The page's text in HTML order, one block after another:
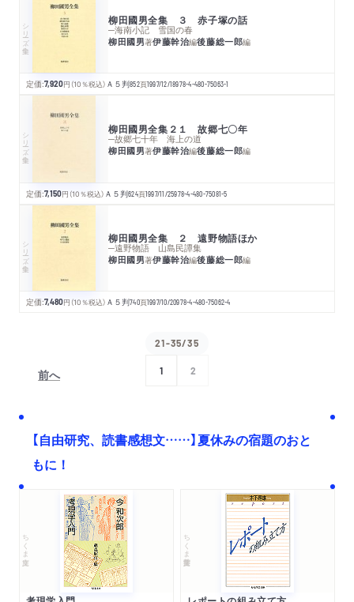
シリーズ・全集 柳田國男全集 ３ 赤子塚の話
─海南小記 雪国の春
柳田國男著伊藤幹治編後藤総一郎編
定価:7,920円 （10％税込） Ａ５判852頁1997/12/18978-4-480-75063-1
シリーズ・全集 柳田國男全集２１ 故郷七〇年
─故郷七十年 海上の道
柳田國男著伊藤幹治編後藤総一郎編
定価:7,150円 （10％税込） Ａ５判624頁1997/11/25978-4-480-75081-5
シリーズ・全集 柳田國男全集 ２ 遠野物語ほか
─遠野物語 山島民譚集
柳田國男著伊藤幹治編後藤総一郎編
定価:7,480円 （10％税込） Ａ５判740頁1997/10/20978-4-480-75062-4
前へ
21-35/35
1 2
【自由研究、読書感想文……】夏休みの宿題のおと
もに！
ちくま文庫 ちくま学芸文庫